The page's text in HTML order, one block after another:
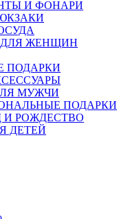
И ФОНАРИ
ЖЕНЩИН
ПОДАРКИ
МУЖЧИ
ПОДАРКИ
И РОЖДЕСТВО
ДЕТЕЙ